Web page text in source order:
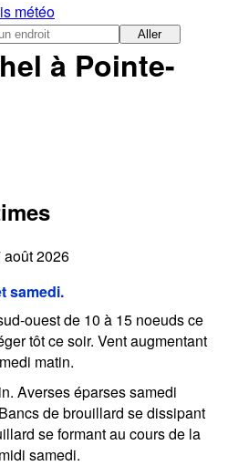
météo
Aller
à Pointe-
2026
samedi.
ouest de 10 à 15 noeuds ce
tôt ce soir. Vent augmentant
matin.
Averses éparses samedi
de brouillard se dissipant
se formant au cours de la
samedi.